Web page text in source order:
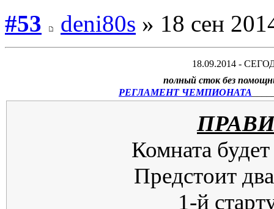
#53
deni80s » 18 сен
18.09.2014 -
полный сток без
РЕГЛАМЕНТ ЧЕМПИОНАТА
Комната
Предстоит
1-й